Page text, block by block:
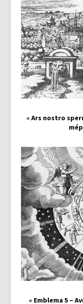
« Ars nostro
« Emblema 5 –